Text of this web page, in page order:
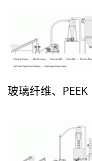
玻璃纤维、PEEK